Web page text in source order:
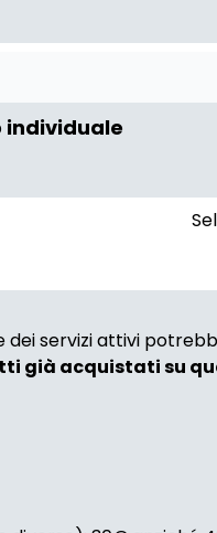
individuale
dei servizi attivi
già acquistati su